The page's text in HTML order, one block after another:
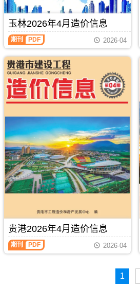
玉林2026年4月造价信息
期刊 PDF 2026-04
贵港2026年4月造价信息
期刊 PDF 2026-04
1